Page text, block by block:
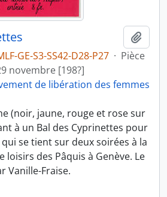
GE-S3-SS42-D28-P27 · Pièce
novembre [198?]
de libération des femmes
(noir, jaune, rouge et rose sur
à un Bal des Cyprinettes pour
se tient sur deux soirées à la
loisirs des Pâquis à Genève. Le
Vanille-Fraise.